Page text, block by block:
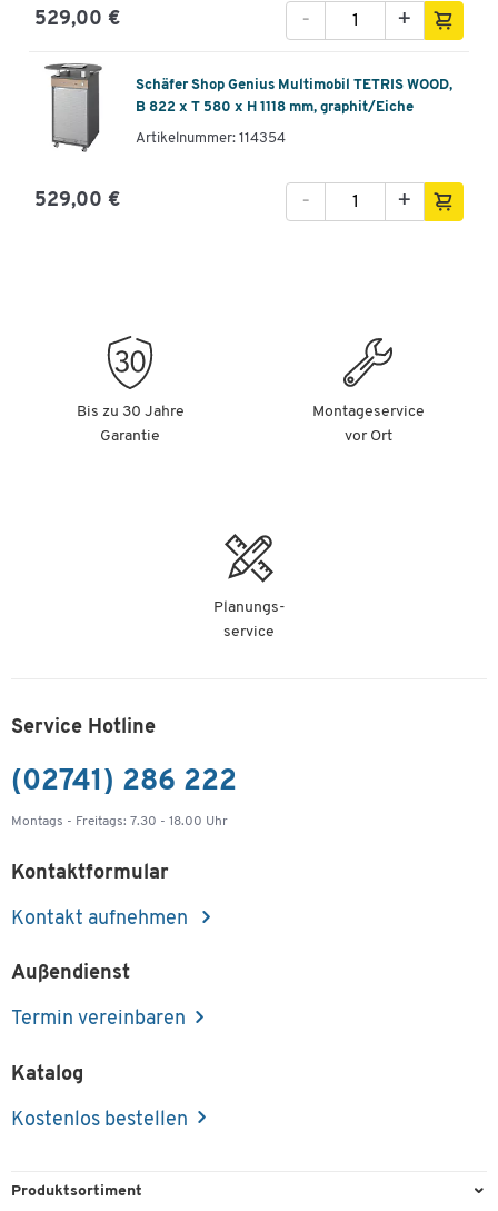
529,00 € +
-
Schäfer Shop Genius Multimobil TETRIS WOOD,
B 822 x T 580 x H 1118 mm, graphit/Eiche
Artikelnummer: 114354
529,00 € +
-
Bis zu 30 Jahre
Garantie
Montageservice
vor Ort
Planungs-
service
Service Hotline
(02741) 286 222
Montags - Freitags: 7.30 - 18.00 Uhr
Kontaktformular
Kontakt aufnehmen
Außendienst
Termin vereinbaren
Katalog
Kostenlos bestellen
Produktsortiment